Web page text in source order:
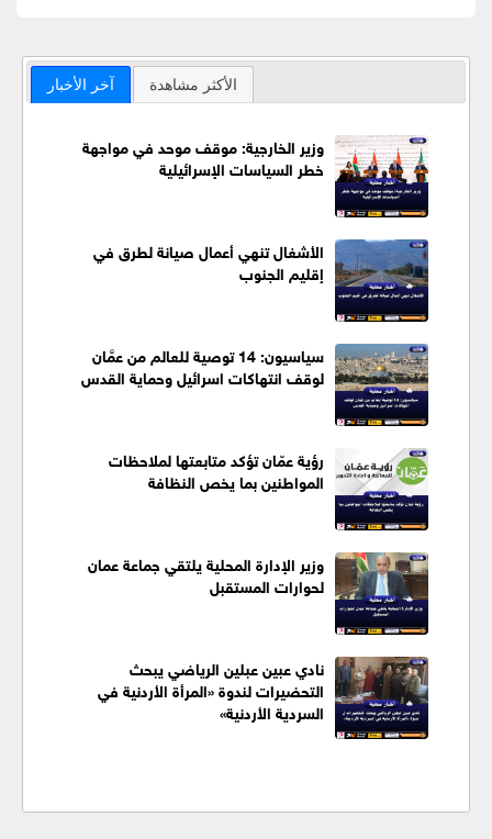
آخر الأخبار الأكثر مشاهدة
وزير الخارجية: موقف موحد في مواجهة
خطر السياسات الإسرائيلية
الأشغال تنهي أعمال صيانة لطرق في
إقليم الجنوب
سياسيون: 14 توصية للعالم من عمَّان
لوقف انتهاكات اسرائيل وحماية القدس
رؤية عمّان تؤكد متابعتها لملاحظات
المواطنين بما يخص النظافة
وزير الإدارة المحلية يلتقي جماعة عمان
لحوارات المستقبل
نادي عبين عبلين الرياضي يبحث
التحضيرات لندوة «المرأة الأردنية في
السردية الأردنية»